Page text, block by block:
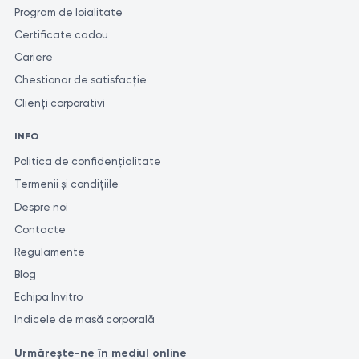
Program de loialitate
Certificate cadou
Cariere
Chestionar de satisfacție
Clienți corporativi
INFO
Politica de confidențialitate
Termenii și condițiile
Despre noi
Contacte
Regulamente
Blog
Echipa Invitro
Indicele de masă corporală
Urmărește-ne în mediul online